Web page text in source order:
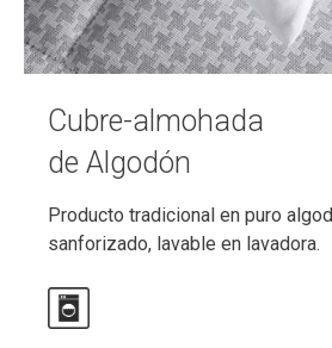
Cubre-almohada
de Algodón
Producto tradicional en puro
sanforizado, lavable en lavadora.